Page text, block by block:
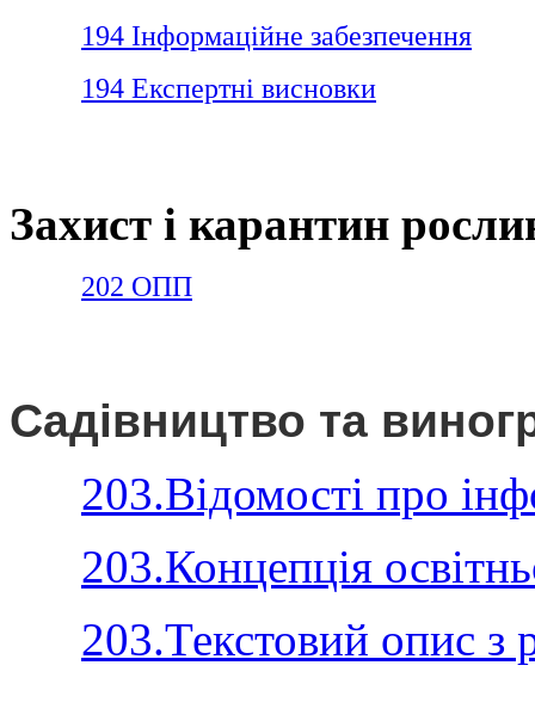
194 Інформаційне забезпечення
194 Експертні висновки
Захист і карантин
202 ОПП
Садівництво та
203.Відомості про
203.Концепція
203.Текстовий опис з